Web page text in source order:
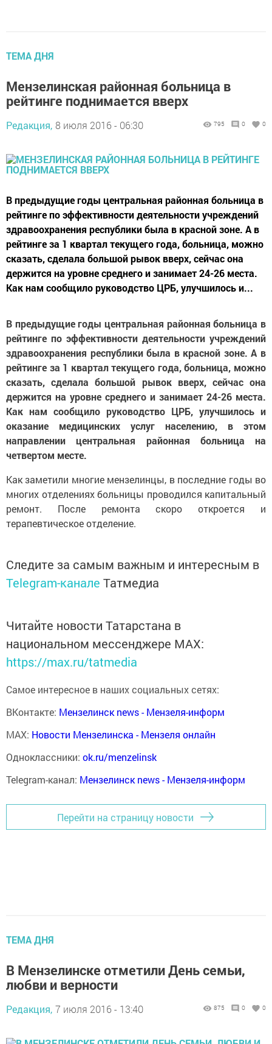
ТЕМА ДНЯ
Мензелинская районная больница в
рейтинге поднимается вверх
Редакция, 8 июля 2016 - 06:30 795 0 0
В предыдущие годы центральная районная больница в
рейтинге по эффективности деятельности учреждений
здравоохранения республики была в красной зоне. А в
рейтинге за 1 квартал текущего года, больница, можно
сказать, сделала большой рывок вверх, сейчас она
держится на уровне среднего и занимает 24-26 места.
Как нам сообщило руководство ЦРБ, улучшилось и...
В предыдущие годы центральная районная больница в
рейтинге по эффективности деятельности учреждений
здравоохранения республики была в красной зоне. А в
рейтинге за 1 квартал текущего года, больница, можно
сказать, сделала большой рывок вверх, сейчас она
держится на уровне среднего и занимает 24-26 места.
Как нам сообщило руководство ЦРБ, улучшилось и
оказание медицинских услуг населению, в этом
направлении центральная районная больница на
четвертом месте.
Как заметили многие мензелинцы, в последние годы во
многих отделениях больницы проводился капитальный
ремонт. После ремонта скоро откроется и
терапевтическое отделение.
Следите за самым важным и интересным в
Telegram-канале Татмедиа
Читайте новости Татарстана в
национальном мессенджере MАХ:
https://max.ru/tatmedia
Самое интересное в наших социальных сетях:
ВКонтакте: Мензелинск news - Мензеля-информ
MAX: Новости Мензелинска - Мензеля онлайн
Одноклассники: ok.ru/menzelinsk
Telegram-канал: Мензелинск news - Мензеля-информ
Перейти на страницу новости
ТЕМА ДНЯ
В Мензелинске отметили День семьи,
любви и верности
Редакция, 7 июля 2016 - 13:40 875 0 0